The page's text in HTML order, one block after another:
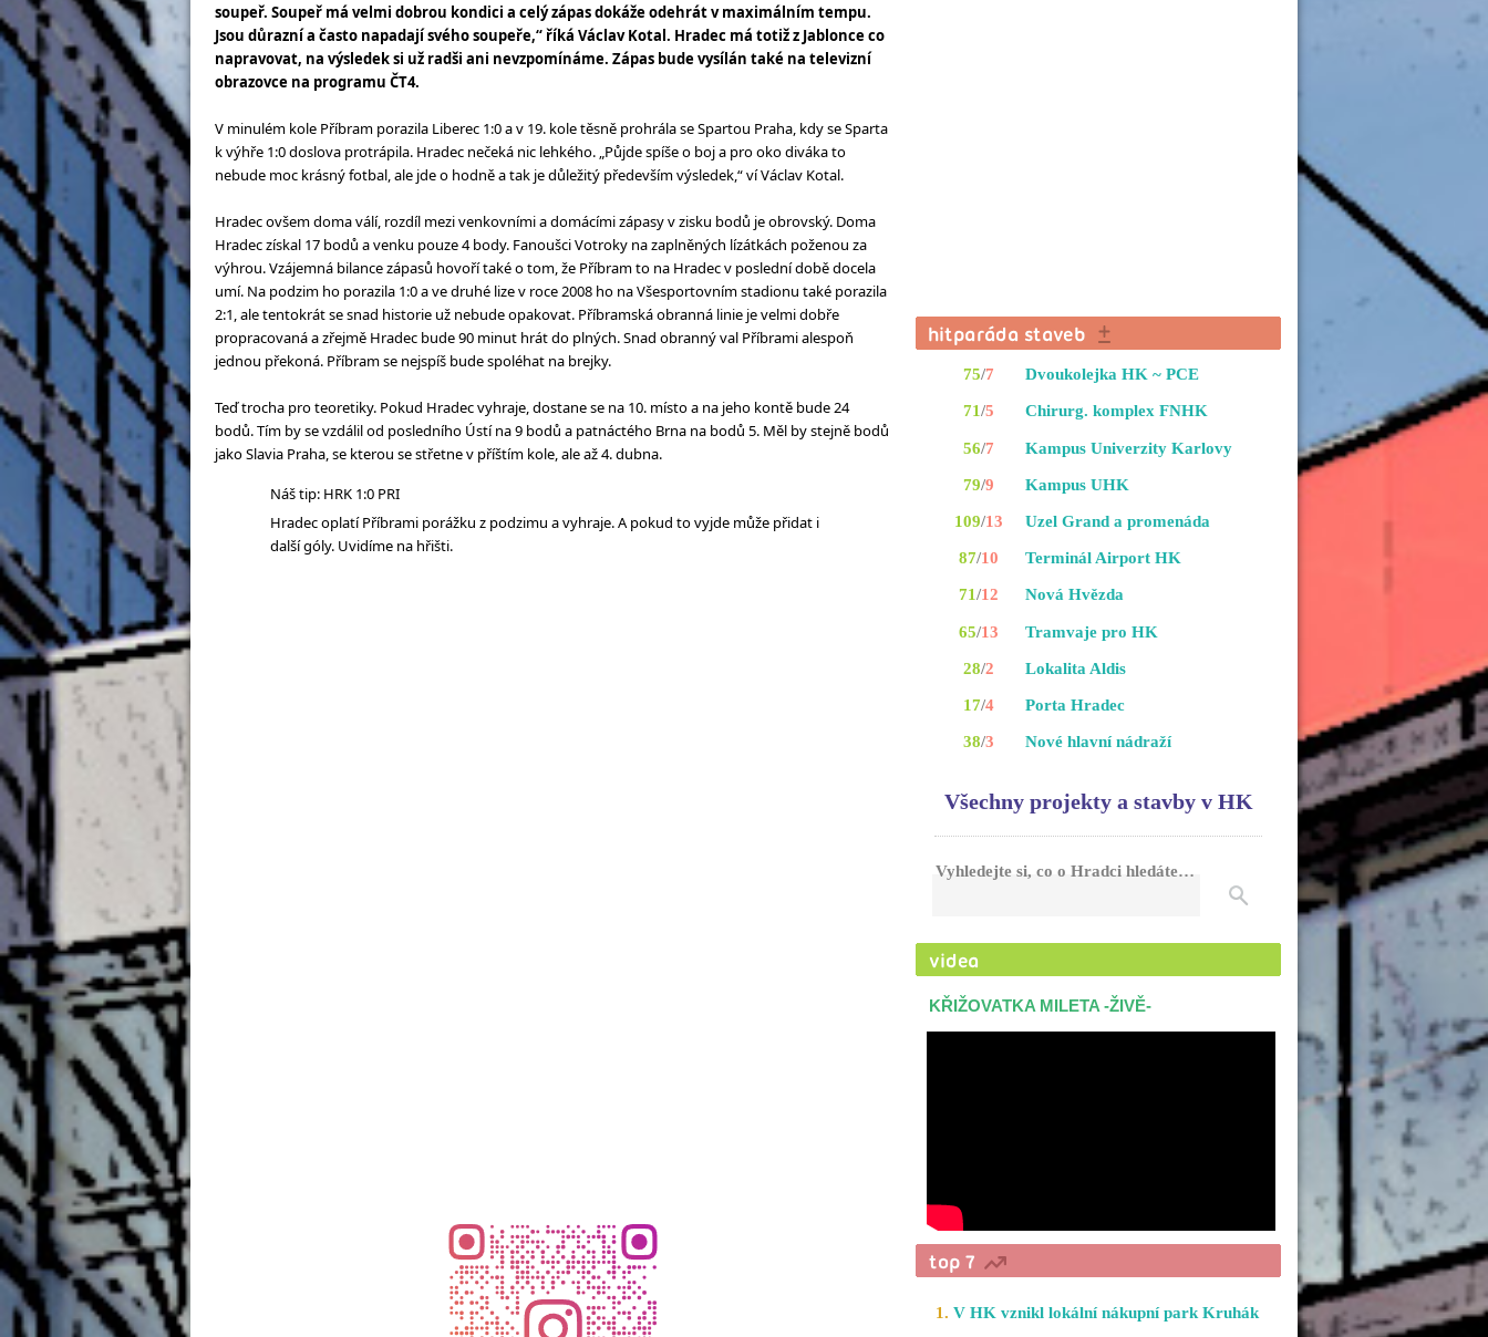
soupeř. Soupeř má velmi dobrou kondici a celý zápas dokáže odehrát v maximálním tempu.
Jsou důrazní a často napadají svého soupeře,“ říká Václav Kotal. Hradec má totiž z Jablonce co
napravovat, na výsledek si už radši ani nevzpomínáme. Zápas bude vysílán také na televizní
obrazovce na programu ČT4.
V minulém kole Příbram porazila Liberec 1:0 a v 19. kole těsně prohrála se Spartou Praha, kdy se Sparta
k výhře 1:0 doslova protrápila. Hradec nečeká nic lehkého. „Půjde spíše o boj a pro oko diváka to
nebude moc krásný fotbal, ale jde o hodně a tak je důležitý především výsledek,“ ví Václav Kotal.
Hradec ovšem doma válí, rozdíl mezi venkovními a domácími zápasy v zisku bodů je obrovský. Doma
Hradec získal 17 bodů a venku pouze 4 body. Fanoušci Votroky na zaplněných lízátkách poženou za
výhrou. Vzájemná bilance zápasů hovoří také o tom, že Příbram to na Hradec v poslední době docela
umí. Na podzim ho porazila 1:0 a ve druhé lize v roce 2008 ho na Všesportovním stadionu také porazila
2:1, ale tentokrát se snad historie už nebude opakovat. Příbramská obranná linie je velmi dobře
propracovaná a zřejmě Hradec bude 90 minut hrát do plných. Snad obranný val Příbrami alespoň
jednou překoná. Příbram se nejspíš bude spoléhat na brejky.
Teď trocha pro teoretiky. Pokud Hradec vyhraje, dostane se na 10. místo a na jeho kontě bude 24
bodů. Tím by se vzdálil od posledního Ústí na 9 bodů a patnáctého Brna na bodů 5. Měl by stejně bodů
jako Slavia Praha, se kterou se střetne v příštím kole, ale až 4. dubna.
Náš tip: HRK 1:0 PRI
Hradec oplatí Příbrami porážku z podzimu a vyhraje. A pokud to vyjde může přidat i
další góly. Uvidíme na hřišti.
75/7
71/5
56/7
79/9
109/13
87/10
71/12
65/13
28/2
17/4
38/3
Dvoukolejka HK ~ PCE
Chirurg. komplex FNHK
Kampus Univerzity Karlovy
Kampus UHK
Uzel Grand a promenáda
Terminál Airport HK
Nová Hvězda
Tramvaje pro HK
Lokalita Aldis
Porta Hradec
Nové hlavní nádraží
Všechny projekty a stavby v HK
Vyhledejte si, co o Hradci hledáte…
KŘIŽOVATKA MILETA -ŽIVĚ-
1. V HK vznikl lokální nákupní park Kruhák